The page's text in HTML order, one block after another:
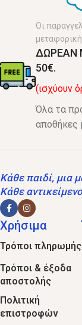
Οι
ΔΩΡΕΑΝ
50€.
(ισχύουν
Όλα τα
αποθήκες
Κάθε παιδί, μια
Κάθε
Χρήσιμα
Τρόποι πληρωμής
Τρόποι & έξοδα
αποστολής
Πολιτική
επιστροφών